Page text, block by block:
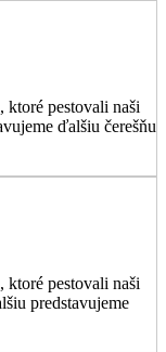
ktoré pestovali naši
ďalšiu čerešňu
ktoré pestovali naši
predstavujeme